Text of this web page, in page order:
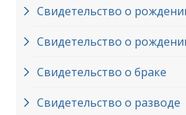
Свидетельство о
Свидетельство о
Свидетельство о браке
Свидетельство о разводе